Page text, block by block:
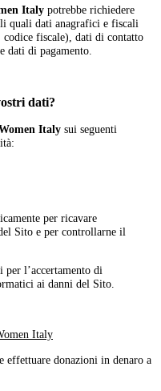
Italy potrebbe richiedere
quali dati anagrafici e fiscali
fiscale), dati di contatto
di pagamento.
dati?
Italy sui seguenti
per ricavare
Sito e per controllarne il
l’accertamento di
ai danni del Sito.
Italy
effettuare donazioni in denaro a